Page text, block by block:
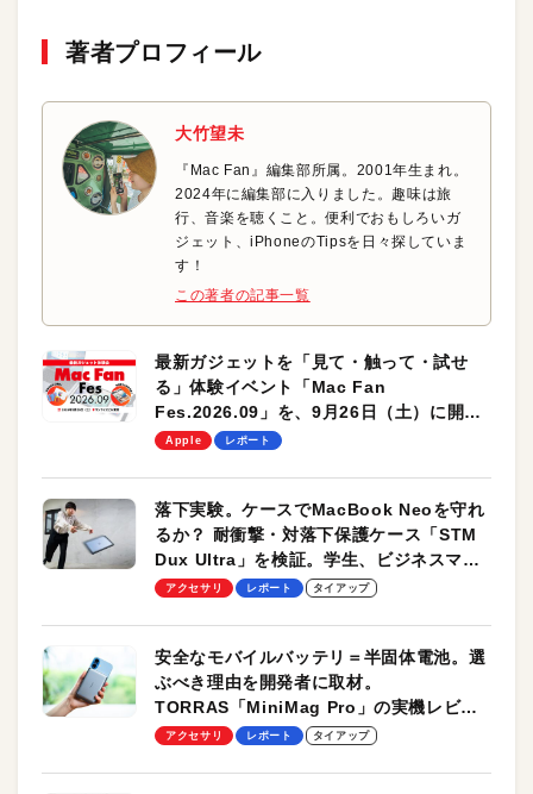
著者プロフィール
大竹望未
『Mac Fan』編集部所属。2001年生まれ。
2024年に編集部に入りました。趣味は旅
行、音楽を聴くこと。便利でおもしろいガ
ジェット、iPhoneのTipsを日々探していま
す！
この著者の記事一覧
最新ガジェットを「見て・触って・試せ
る」体験イベント「Mac Fan
Fes.2026.09」を、9月26日（土）に開催
します！
Apple レポート
落下実験。ケースでMacBook Neoを守れ
るか？ 耐衝撃・対落下保護ケース「STM
Dux Ultra」を検証。学生、ビジネスマン
のモバイルユースに最適！
アクセサリ レポート タイアップ
安全なモバイルバッテリ＝半固体電池。選
ぶべき理由を開発者に取材。
TORRAS「MiniMag Pro」の実機レビュ
ーも
アクセサリ レポート タイアップ